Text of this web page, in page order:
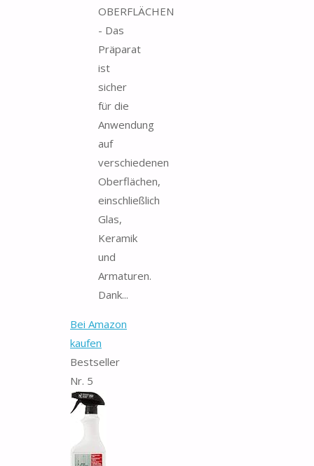
OBERFLÄCHEN
- Das
Präparat
ist
sicher
für die
Anwendung
auf
verschiedenen
Oberflächen,
einschließlich
Glas,
Keramik
und
Armaturen.
Dank...
Bei Amazon
kaufen
Bestseller
Nr. 5